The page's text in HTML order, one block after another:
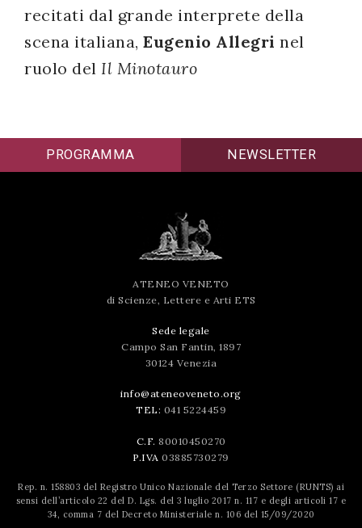
recitati dal grande interprete della
scena italiana, Eugenio Allegri nel
ruolo del Il Minotauro
PROGRAMMA NEWSLETTER
ATENEO VENETO
di Scienze, Lettere e Arti ETS
Sede legale
Campo San Fantin, 1897
30124 Venezia
info@ateneoveneto.org
TEL: 041 5224459
C.F. 80010450270
P.IVA 03885730279
Rep. n. 158803 del Registro Unico Nazionale del Terzo Settore (RUNTS) ai
sensi dell’articolo 22 del D. Lgs. del 3 luglio 2017 n. 117 e degli articoli 17 e
34, comma 7 del Decreto Ministeriale n. 106 del 15/09/2020